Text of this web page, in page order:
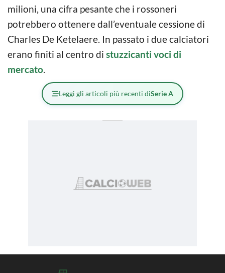
milioni, una cifra pesante che i rossoneri
potrebbero ottenere dall’eventuale cessione di
Charles De Ketelaere. In passato i due calciatori
erano finiti al centro di stuzzicanti voci di
mercato.
Leggi gli articoli più recenti diSerie A